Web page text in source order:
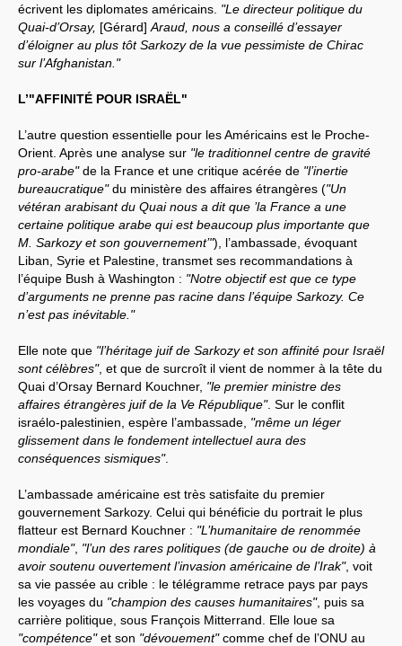
écrivent les diplomates américains. "Le directeur politique du
Quai-d’Orsay, [Gérard] Araud, nous a conseillé d’essayer
d’éloigner au plus tôt Sarkozy de la vue pessimiste de Chirac
sur l’Afghanistan."
L’"AFFINITÉ POUR ISRAËL"
L’autre question essentielle pour les Américains est le Proche-
Orient. Après une analyse sur "le traditionnel centre de gravité
pro-arabe"de la France et une critique acérée de "l’inertie
bureaucratique"du ministère des affaires étrangères ("Un
vétéran arabisant du Quai nous a dit que ’la France a une
certaine politique arabe qui est beaucoup plus importante que
M. Sarkozy et son gouvernement’"), l’ambassade, évoquant
Liban, Syrie et Palestine, transmet ses recommandations à
l’équipe Bush à Washington : "Notre objectif est que ce type
d’arguments ne prenne pas racine dans l’équipe Sarkozy. Ce
n’est pas inévitable."
Elle note que "l’héritage juif de Sarkozy et son affinité pour Israël
sont célèbres", et que de surcroît il vient de nommer à la tête du
Quai d’Orsay Bernard Kouchner, "le premier ministre des
affaires étrangères juif de la Ve République". Sur le conflit
israélo-palestinien, espère l’ambassade, "même un léger
glissement dans le fondement intellectuel aura des
conséquences sismiques".
L’ambassade américaine est très satisfaite du premier
gouvernement Sarkozy. Celui qui bénéficie du portrait le plus
flatteur est Bernard Kouchner : "L’humanitaire de renommée
mondiale", "l’un des rares politiques (de gauche ou de droite) à
avoir soutenu ouvertement l’invasion américaine de l’Irak", voit
sa vie passée au crible : le télégramme retrace pays par pays
les voyages du "champion des causes humanitaires", puis sa
carrière politique, sous François Mitterrand. Elle loue sa
"compétence"et son "dévouement"comme chef de l’ONU au